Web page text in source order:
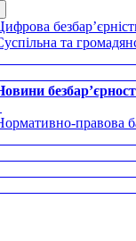
та
правова